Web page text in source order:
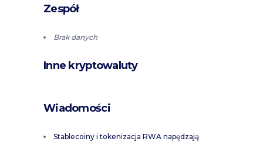
Zespół
Brak danych
Inne kryptowaluty
Wiadomości
Stablecoiny i tokenizacja RWA napędzają